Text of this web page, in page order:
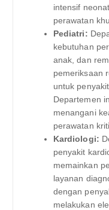
intensif
perawatan
Pediatri:
kebutuhan
anak, dan
pemeriksaan
untuk
Departemen
menangani
perawatan
Kardiologi:
penyakit
memainkan
layanan
dengan
melakukan